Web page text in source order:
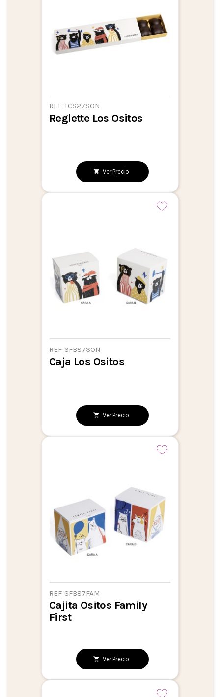
REF TCS27SON
Reglette Los Ositos
Ver Precio
REF SFB87SON
Caja Los Ositos
Ver Precio
REF SFB87FAM
Cajita Ositos Family
First
Ver Precio